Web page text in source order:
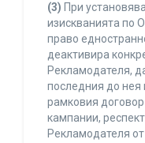
(3) При
изискванията по
право
деактивира
Рекламодателя,
последния до нея
рамковия
кампании,
Рекламодателя